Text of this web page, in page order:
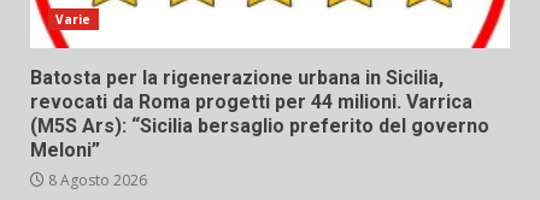
Varie
Batosta per la rigenerazione urbana in Sicilia,
revocati da Roma progetti per 44 milioni. Varrica
(M5S Ars): “Sicilia bersaglio preferito del governo
Meloni”
8 Agosto 2026